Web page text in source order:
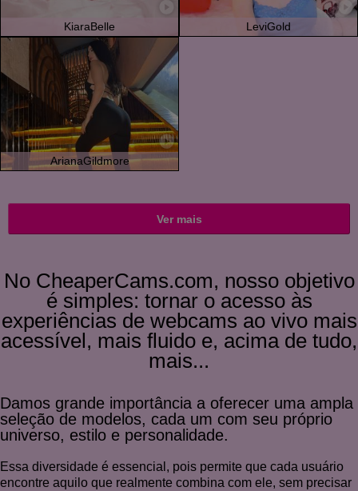
KiaraBelle LeviGold
ArianaGildmore
Ver mais
No CheaperCams.com, nosso objetivo
é simples: tornar o acesso às
experiências de webcams ao vivo mais
acessível, mais fluido e, acima de tudo,
mais...
Damos grande importância a oferecer uma ampla
seleção de modelos, cada um com seu próprio
universo, estilo e personalidade.
Essa diversidade é essencial, pois permite que cada usuário
encontre aquilo que realmente combina com ele, sem precisar